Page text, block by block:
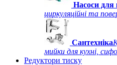
Насоси для
циркуляційні та
Сантехніка
мийки для кухні,
Редуктори тиску